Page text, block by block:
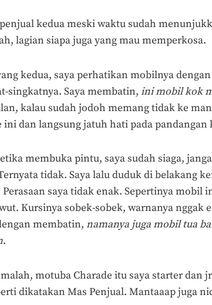
kedua meski waktu sudah
lagian siapa juga yang mau memperkosa.
kedua, saya perhatikan mobilnya
singkatnya. Saya membatin, ini mobil kok
kalau sudah jodoh memang tidak ke
dan langsung jatuh hati pada pandangan
membuka pintu, saya sudah siaga,
tidak. Saya lalu duduk di belakang
saya tidak enak. Sepertinya mobil
Kursinya sobek-sobek, warnanya nggak
membatin, namanya juga mobil tua
.
motuba Charade itu saya starter dan
dikatakan Mas Penjual. Mantaaap juga